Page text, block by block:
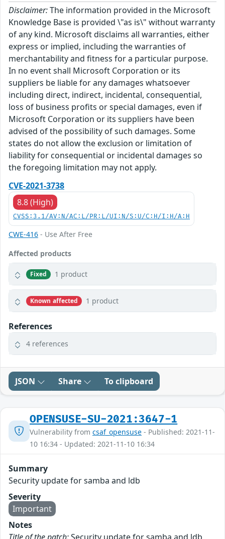
Disclaimer:The information provided in the Microsoft
Knowledge Base is provided \"as is\" without warranty
of any kind. Microsoft disclaims all warranties, either
express or implied, including the warranties of
merchantability and fitness for a particular purpose.
In no event shall Microsoft Corporation or its
suppliers be liable for any damages whatsoever
including direct, indirect, incidental, consequential,
loss of business profits or special damages, even if
Microsoft Corporation or its suppliers have been
advised of the possibility of such damages. Some
states do not allow the exclusion or limitation of
liability for consequential or incidental damages so
the foregoing limitation may not apply.
CVE-2021-3738
8.8 (High)
CVSS:3.1/AV:N/AC:L/PR:L/UI:N/S:U/C:H/I:H/A:H
CWE-416 - Use After Free
Affected products
Fixed 1 product
Known affected 1 product
References
4 references
JSON Share To clipboard
OPENSUSE-SU-2021:3647-1
Vulnerability from csaf_opensuse - Published: 2021-11-
10 16:34 - Updated: 2021-11-10 16:34
Summary
Security update for samba and ldb
Severity
Important
Notes